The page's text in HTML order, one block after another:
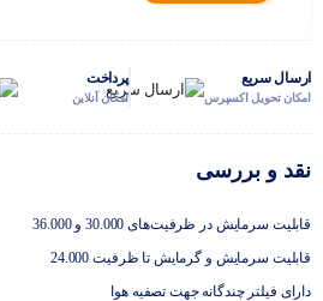
ارسال سریع
امکان تحویل اکسپرس
پرداخت
امکان آنلاین
نقد و بررسی
قابلیت سرمایش در ظرفیت‌های 30.000 و 36.000
قابلیت سرمایش و گرمایش تا ظرفیت 24.000
دارای فیلتر چندگانه جهت تصفیه هوا